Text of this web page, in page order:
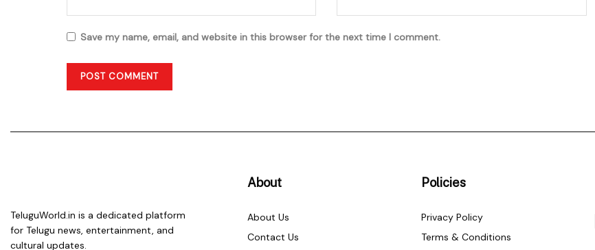
Save my name, email, and website in this browser for the next time I comment.
TeluguWorld.in is a dedicated platform
for Telugu news, entertainment, and
cultural updates.
About
About Us
Contact Us
Policies
Privacy Policy
Terms & Conditions